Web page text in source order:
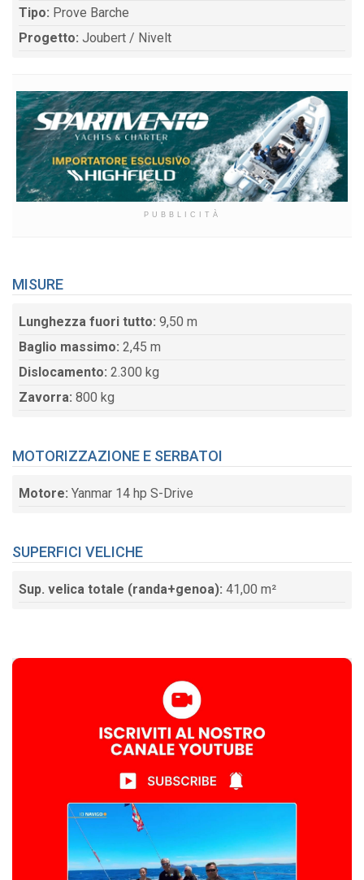
Tipo: Prove Barche
Progetto: Joubert / Nivelt
PUBBLICITÀ
MISURE
Lunghezza fuori tutto: 9,50 m
Baglio massimo: 2,45 m
Dislocamento: 2.300 kg
Zavorra: 800 kg
MOTORIZZAZIONE E SERBATOI
Motore: Yanmar 14 hp S-Drive
SUPERFICI VELICHE
Sup. velica totale (randa+genoa): 41,00 m²